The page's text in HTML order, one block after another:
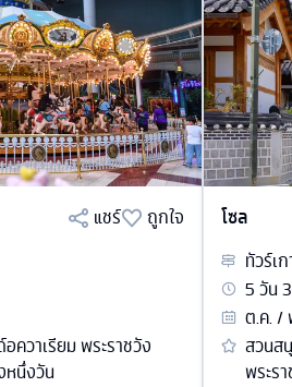
แชร์
ถูกใจ
ควาเรียม พระราชวัง
หนึ่งวัน
โซล
ทัวร์เ
5วัน3
ต.ค. /
สวนส
พระร